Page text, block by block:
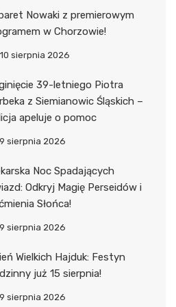
Nowaki z premierowym
w Chorzowie!
10 sierpnia 2026
39-letniego Piotra
z Siemianowic Śląskich –
apeluje o pomoc
9 sierpnia 2026
Noc Spadających
Odkryj Magię Perseidów i
Słońca!
9 sierpnia 2026
Wielkich Hajduk: Festyn
już 15 sierpnia!
9 sierpnia 2026